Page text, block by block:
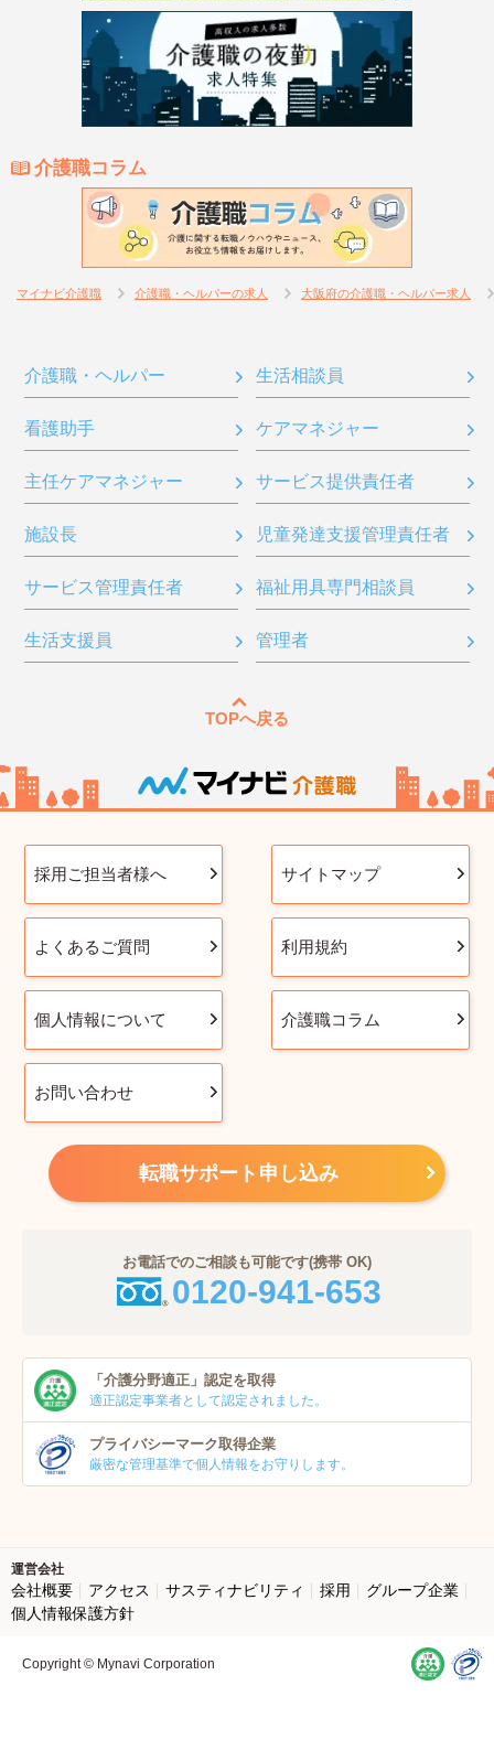
介護職コラム
マイナビ介護職 介護職・ヘルパーの求人 大阪府の介護職・ヘルパー求人
介護職・ヘルパー 生活相談員
看護助手 ケアマネジャー
主任ケアマネジャー サービス提供責任者
施設長 児童発達支援管理責任者
サービス管理責任者 福祉用具専門相談員
生活支援員 管理者
TOPへ戻る
採用ご担当者様へ サイトマップ
よくあるご質問 利用規約
個人情報について 介護職コラム
お問い合わせ
転職サポート申し込み
お電話でのご相談も可能です(携帯 OK)
0120-941-653
「介護分野適正」 認定を取得
適正認定事業者として認定されました。
プライバシーマーク取得企業
厳密な管理基準で個人情報をお守りします。
運営会社
会社概要 アクセス サスティナビリティ 採用
グループ企業
個人情報保護方針
Copyright © Mynavi Corporation